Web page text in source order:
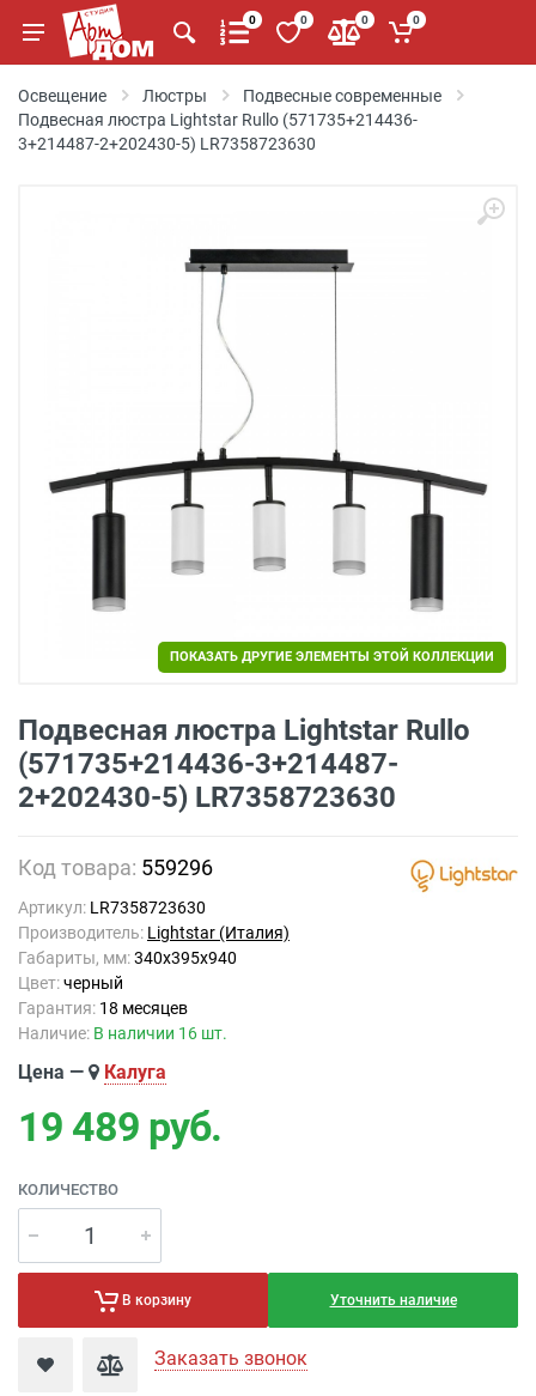
0 0 0 0
Освещение Люстры
Подвесные современные
Подвесная люстра Lightstar Rullo (571735+214436-
3+214487-2+202430-5) LR7358723630
ПОКАЗАТЬ ДРУГИЕ ЭЛЕМЕНТЫ ЭТОЙ КОЛЛЕКЦИИ
Подвесная люстра Lightstar Rullo
(571735+214436-3+214487-
2+202430-5) LR7358723630
Код товара: 559296
Артикул: LR7358723630
Производитель: Lightstar (Италия)
Габариты, мм:340x395x940
Цвет:черный
Гарантия: 18 месяцев
Наличие: В наличии 16 шт.
Цена — Калуга
19 489 руб.
КОЛИЧЕСТВО
В корзину Уточнить наличие
Заказать звонок